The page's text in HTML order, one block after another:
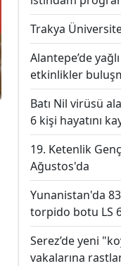
Trakya
Alantepe’de
etkinlikler
Batı Nil virüsü
6 kişi hayatını
19. Ketenlik
Ağustos'da
Yunanistan'da
torpido botu LS
Serez’de yeni
vakalarına